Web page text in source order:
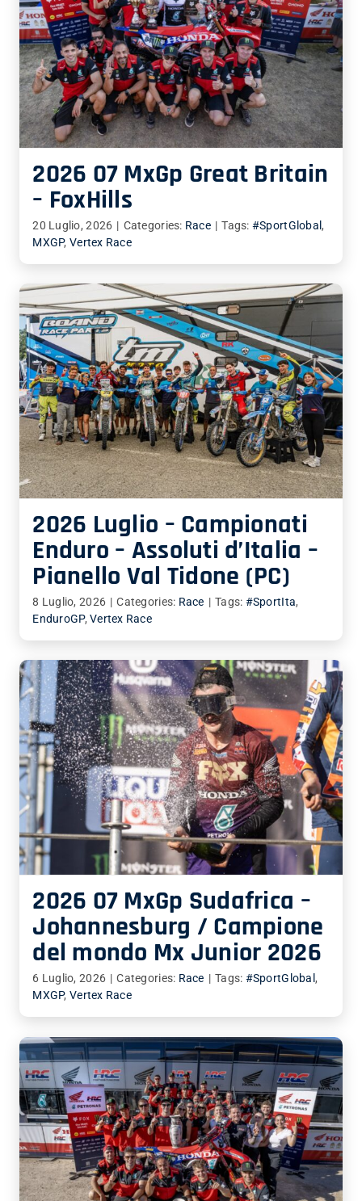
2026 07 MxGp Great Britain
– FoxHills
20 Luglio, 2026 | Categories: Race | Tags: #SportGlobal,
MXGP, Vertex Race
2026 Luglio – Campionati
Enduro – Assoluti d’Italia –
Pianello Val Tidone (PC)
8 Luglio, 2026 | Categories: Race | Tags: #SportIta,
EnduroGP,Vertex Race
2026 07 MxGp Sudafrica –
Johannesburg / Campione
del mondo Mx Junior 2026
6 Luglio, 2026 | Categories: Race | Tags: #SportGlobal ,
MXGP, Vertex Race